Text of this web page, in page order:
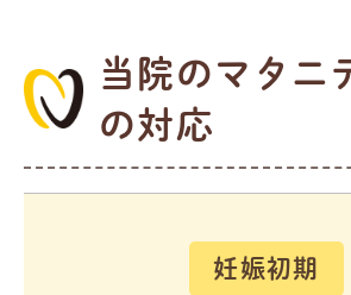
当院のマタニ
の対応
妊娠初期